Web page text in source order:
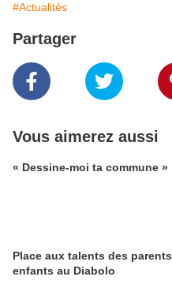
#Actualités
Partager
Vous aimerez aussi
« Dessine-moi ta commune »
Place aux talents des parents et
enfants au Diabolo